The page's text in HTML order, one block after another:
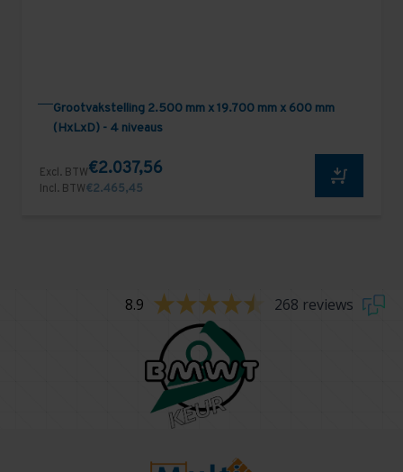
Grootvakstelling 2.500 mm x 19.700 mm x 600 mm
(HxLxD) - 4 niveaus
Excl. BTW€2.037,56
Incl. BTW€2.465,45
8.9 268 reviews